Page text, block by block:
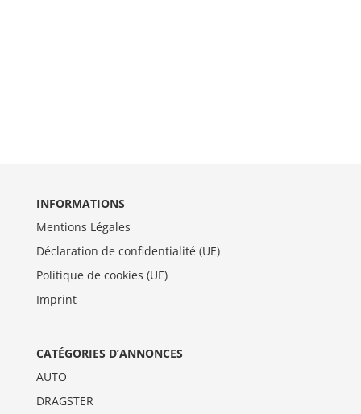
INFORMATIONS
Mentions Légales
Déclaration de confidentialité (UE)
Politique de cookies (UE)
Imprint
CATÉGORIES D’ANNONCES
AUTO
DRAGSTER